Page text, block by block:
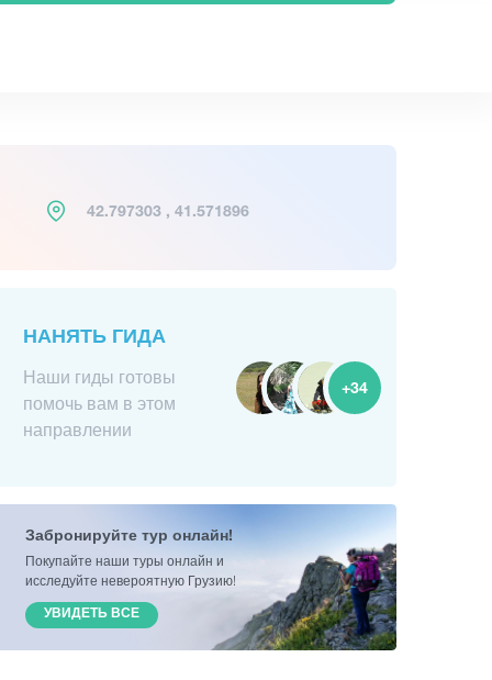
42.797303 , 41.571896
НАНЯТЬ ГИДА
Наши гиды готовы
помочь вам в этом
направлении
+34
Забронируйте тур онлайн!
Покупайте наши туры онлайн и
исследуйте невероятную Грузию!
УВИДЕТЬ ВСЕ